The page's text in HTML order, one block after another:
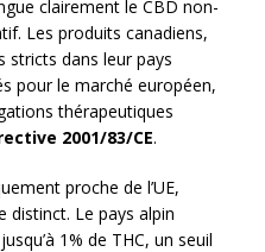
clairement le CBD non-
Les produits canadiens,
stricts dans leur pays
pour le marché européen,
thérapeutiques
2001/83/CE.
proche de l’UE,
distinct. Le pays alpin
1% de THC, un seuil